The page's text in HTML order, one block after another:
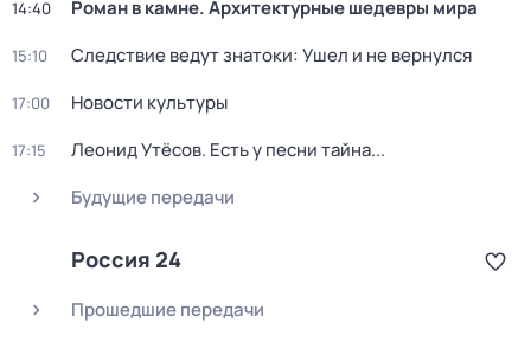
14:40 Роман в камне. Архитектурные шедевры мира
15:10 Следствие ведут знатоки: Ушел и не вернулся
17:00 Новости культуры
17:15
Леонид Утёсов. Есть у песни тайна...
Будущие передачи
Россия 24
Прошедшие передачи